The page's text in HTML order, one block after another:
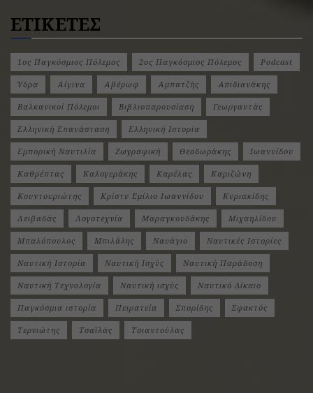
ΕΤΙΚΕΤΕΣ
1ος Παγκόσμιος Πόλεμος 2ος Παγκόσμιος Πόλεμος Podcast
Ύδρα Αίγινα Αβέρωφ Αμπατζής Απιδιανάκης
Βαλκανικοί Πόλεμοι Βιβλιοπαρουσίαση Γεωργαντάς
Ελληνική Επανάσταση Ελληνική Ιστορία
Εμπορική Ναυτιλία Ζωγραφική Θεοδωράκης Ιωαννίδου
Καθρέπτας Καλογεράκης Καρέλας Καριζώνη
Κουντουριώτης Κρίστυ Εμίλιο Ιωαννίδου Κυριακίδης
Λειβαδάς Λογοτεχνία Μαραγκουδάκης Μιχαηλίδου
Μπαλόπουλος Μπιλάλης Ναυάγιο Ναυτικές Ιστορίες
Ναυτική Ιστορία Ναυτική Ισχύς Ναυτική Παράδοση
Ναυτική Τεχνολογία Ναυτική ισχύς Ναυτικό Δίκαιο
Παγκόσμια ιστορία Πειρατεία Σπορίδης Σφακτός
Τερνιώτης Τσαϊλάς Τσιαντούλας